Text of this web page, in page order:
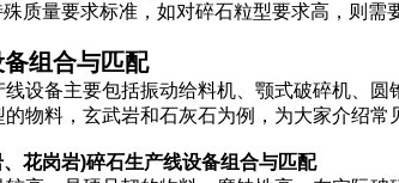
质量要求标准，如对碎石粒型要求高，则需
组合与匹配
设备主要包括振动给料机、颚式破碎机、
物料，玄武岩和石灰石为例，为大家介绍常
花岗岩)碎石生产线设备组合与匹配